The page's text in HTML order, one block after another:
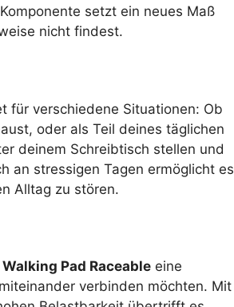
setzt ein neues Maß
nicht findest.
für verschiedene Situationen: Ob
oder als Teil deines täglichen
deinem Schreibtisch stellen und
an stressigen Tagen ermöglicht es
Alltag zu stören.
Walking Pad Raceable eine
verbinden möchten. Mit